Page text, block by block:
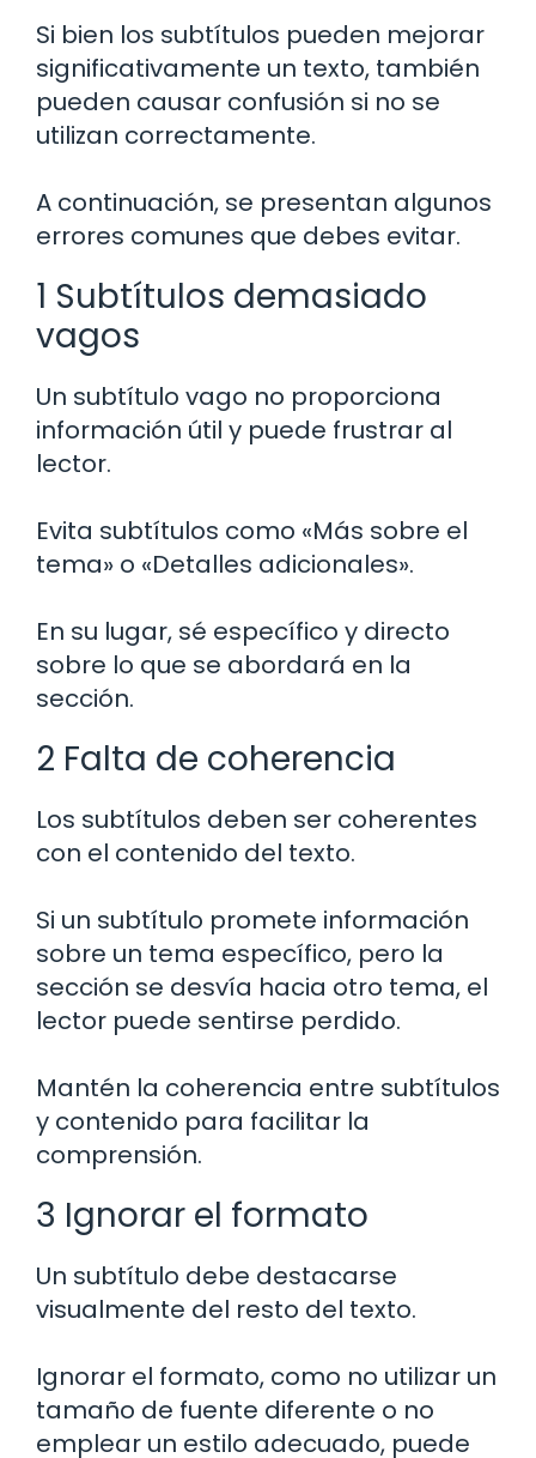
Si bien los subtítulos pueden mejorar
significativamente un texto, también
pueden causar confusión si no se
utilizan correctamente.
A continuación, se presentan algunos
errores comunes que debes evitar.
1 Subtítulos demasiado
vagos
Un subtítulo vago no proporciona
información útil y puede frustrar al
lector.
Evita subtítulos como «Más sobre el
tema» o «Detalles adicionales».
En su lugar, sé específico y directo
sobre lo que se abordará en la
sección.
2 Falta de coherencia
Los subtítulos deben ser coherentes
con el contenido del texto.
Si un subtítulo promete información
sobre un tema específico, pero la
sección se desvía hacia otro tema, el
lector puede sentirse perdido.
Mantén la coherencia entre subtítulos
y contenido para facilitar la
comprensión.
3 Ignorar el formato
Un subtítulo debe destacarse
visualmente del resto del texto.
Ignorar el formato, como no utilizar un
tamaño de fuente diferente o no
emplear un estilo adecuado, puede